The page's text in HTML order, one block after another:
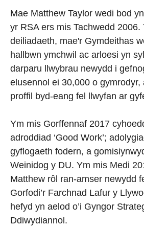
Mae Matthew Taylor wedi bod
yr RSA ers mis Tachwedd 2006.
deiliadaeth, mae'r Gymdeithas
hallbwn ymchwil ac arloesi yn
darparu llwybrau newydd i
elusennol ei 30,000 o gymrodyr,
proffil byd-eang fel llwyfan ar
Ym mis Gorffennaf 2017
adroddiad ‘Good Work’;
gyflogaeth fodern, a
Weinidog y DU. Ym mis Medi
Matthew rôl ran-amser newydd
Gorfodi’r Farchnad Lafur y
hefyd yn aelod o’i Gyngor
Ddiwydiannol.